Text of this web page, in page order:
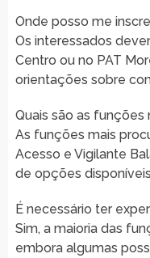
Onde posso me
Os interessados
Centro ou no PAT
orientações sobre
Quais são as funções
As funções mais
Acesso e Vigilante
de opções
É necessário ter
Sim, a maioria das
embora algumas